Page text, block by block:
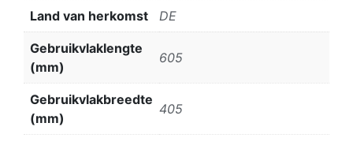
Land van herkomst DE
Gebruikvlaklengte
(mm)
605
Gebruikvlakbreedte
(mm)
405